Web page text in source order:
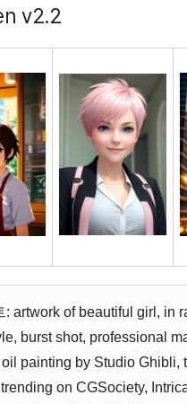
v2.2
: artwork of beautiful girl, in
burst shot, professional
painting by Studio Ghibli,
on CGSociety,